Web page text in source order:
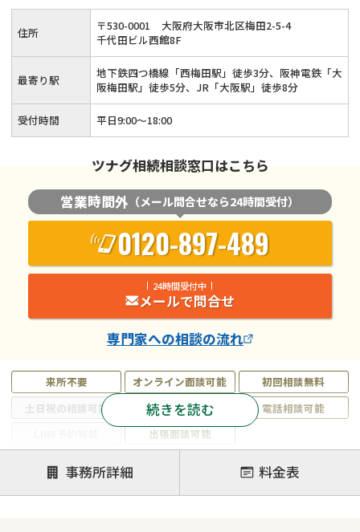
◆相続専門部署あり◆大阪府をはじめ関西エリア全域に対応可
能です！
来所不要 オンライン面談可能
初回相談無料
土日祝の相談可能
19時以降電話可能
電話相談可能
出張面談可能
注力案件
遺言書作成・遺言執行
相続放棄
相続登記
続きを読む
住所 〒530-0001
大阪府大阪市北区梅田2-5-4
千代田ビル西館8F
最寄り駅
地下鉄四つ橋線「西梅田駅」徒歩3分、阪神電鉄「大
阪梅田駅」徒歩5分、JR「大阪駅」徒歩8分
受付時間 平日9:00～18:00
ツナグ相続相談窓口はこちら
営業時間外 （メール問合せなら24時間受付）
0120-897-489
24時間受付中
メールで問合せ
専門家への相談の流れ
事務所詳細 料金表